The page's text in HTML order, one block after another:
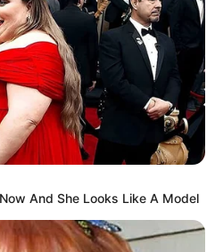
sich die Präsidenten und
erschlagen würden,
so viele andere Menschen
weitere Kalauer
And She Looks Like A Model